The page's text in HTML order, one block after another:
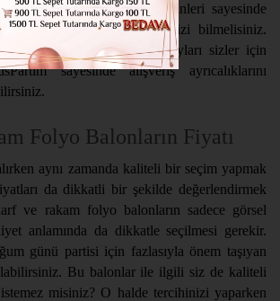
kapsamda KidsPartim ürünleri sayesinde
çözüme sahip olabileceğinizi bilmelisiniz.
kadar önemli detayları sizler için
sayesinde alışveriş ayrıcalıklarını
Folyo Balonların Fiyatı
aynı zamanda kaliteli bir seçim yapmak
da dikkatli bir şekilde değerlendirmek
ve rakam folyo balonların sadece görsel
anlamında da dikkatle seçilmesi gerekir.
günü partisi için fazlasıyla önem taşıyan
Bu balonlar ile ilgili siz de kaliteli
misiniz? O halde tercihinizi yaparken